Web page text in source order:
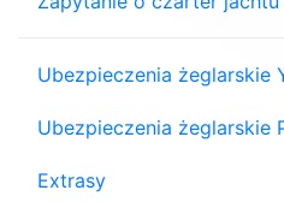
Ubezpieczenia żeglarskie
Ubezpieczenia żeglarskie
Extrasy